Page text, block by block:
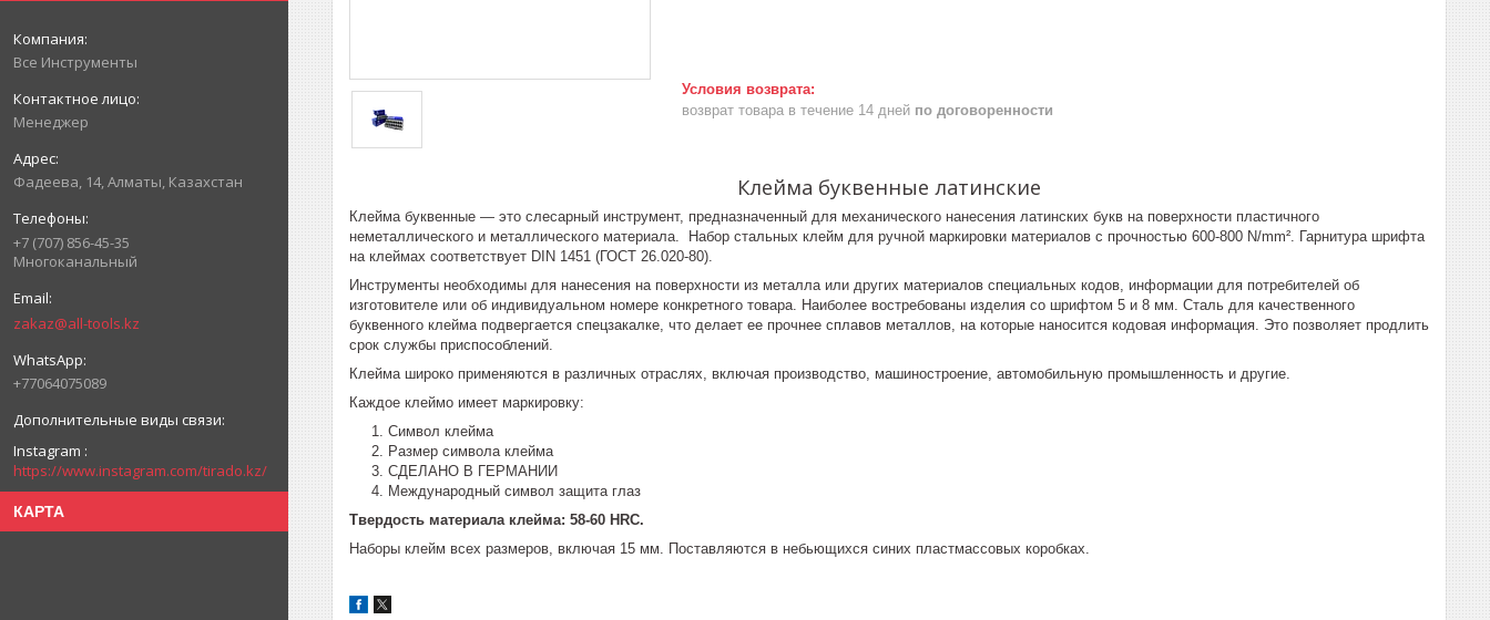
Все Инструменты
Менеджер
Фадеева, 14, Алматы, Казахстан
+7 (707) 856-45-35
Многоканальный
zakaz@all-tools.kz
+77064075089
Instagram
https://www.instagram.com/tirado.kz/
КАРТА
возврат товара в течение 14 дней по договоренности
Клейма буквенные латинские
Клейма буквенные — это слесарный инструмент, предназначенный для механического нанесения латинских букв на поверхности пластичного
неметаллического и металлического материала. Набор стальных клейм для ручной маркировки материалов с прочностью 600-800 N/mm². Гарнитура шрифта
на клеймах соответствует DIN 1451 (ГОСТ 26.020-80).
Инструменты необходимы для нанесения на поверхности из металла или других материалов специальных кодов, информации для потребителей об
изготовителе или об индивидуальном номере конкретного товара. Наиболее востребованы изделия со шрифтом 5 и 8 мм. Сталь для качественного
буквенного клейма подвергается спецзакалке, что делает ее прочнее сплавов металлов, на которые наносится кодовая информация. Это позволяет продлить
срок службы приспособлений.
Клейма широко применяются в различных отраслях, включая производство, машиностроение, автомобильную промышленность и другие.
Каждое клеймо имеет маркировку:
Символ клейма
Размер символа клейма
СДЕЛАНО В ГЕРМАНИИ
Международный символ защита глаз
Твердость материала клейма: 58-60 HRC.
Наборы клейм всех размеров, включая 15 мм. Поставляются в небьющихся синих пластмассовых коробках.